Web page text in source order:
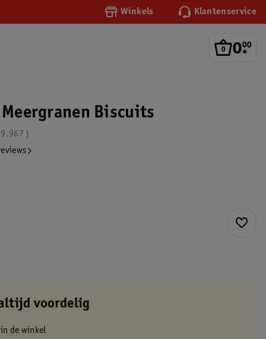
Winkels Klantenservice
0.
00
Biscuits
9.967
voordelig
de winkel